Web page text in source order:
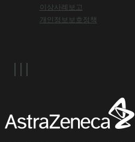
이상사례보고
개인정보보호정책